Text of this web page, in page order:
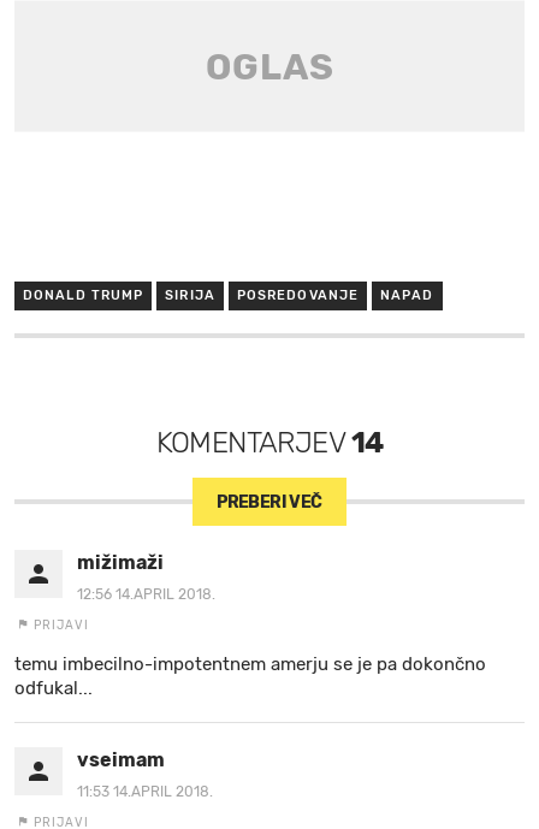
DONALD TRUMP SIRIJA POSREDOVANJE NAPAD
KOMENTARJEV14
PREBERI VEČ
mižimaži
12:56 14.APRIL 2018.
PRIJAVI
temu imbecilno-impotentnem amerju se je pa dokončno
odfukal...
vseimam
11:53 14.APRIL 2018.
PRIJAVI